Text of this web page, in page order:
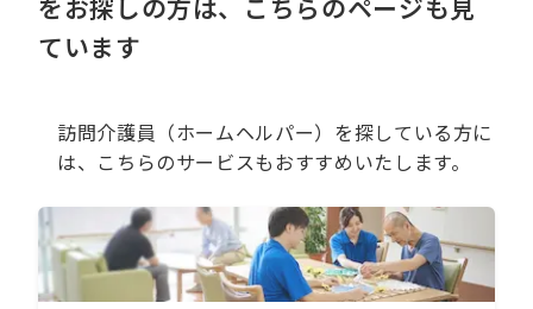
をお探しの方は、こちらのページも見
ています
訪問介護員（ホームヘルパー）を探している方に
は、こちらのサービスもおすすめいたします。